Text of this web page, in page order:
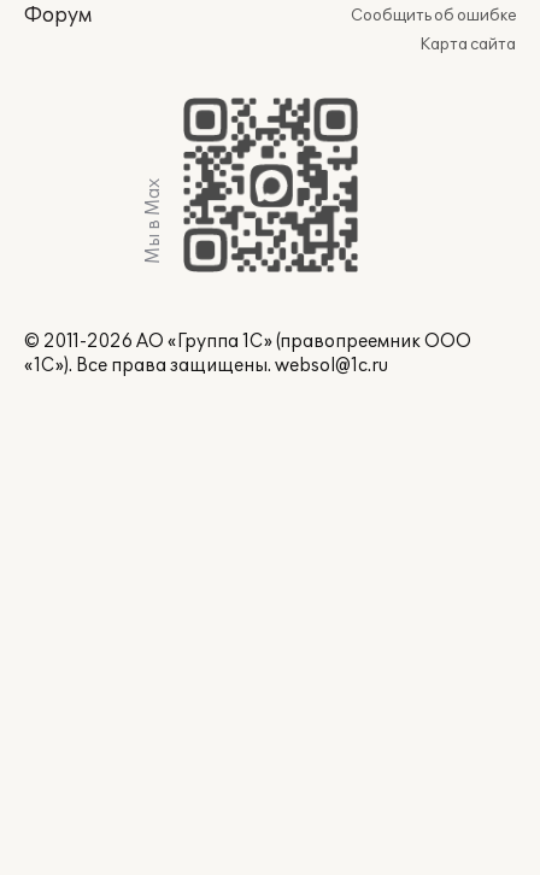
Форум
Сообщить об ошибке
Карта сайта
Мы в Max
© 2011-2026 АО «Группа 1С» (правопреемник ООО
«1С»). Все права защищены. websol@1c.ru